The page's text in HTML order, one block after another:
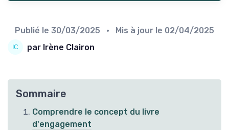
Publié le 30/03/2025 • Mis à jour le 02/04/2025
par Irène Clairon
Sommaire
Comprendre le concept du livre
d'engagement